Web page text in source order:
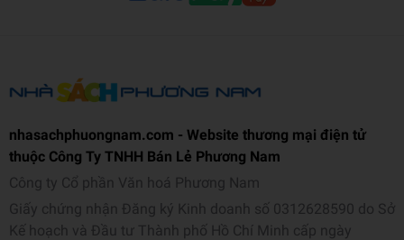
nhasachphuongnam.com - Website thương mại điện tử
thuộc Công Ty TNHH Bán Lẻ Phương Nam
Công ty Cổ phần Văn hoá Phương Nam
Giấy chứng nhận Đăng ký Kinh doanh số 0312628590 do Sở
Kế hoạch và Đầu tư Thành phố Hồ Chí Minh cấp ngày